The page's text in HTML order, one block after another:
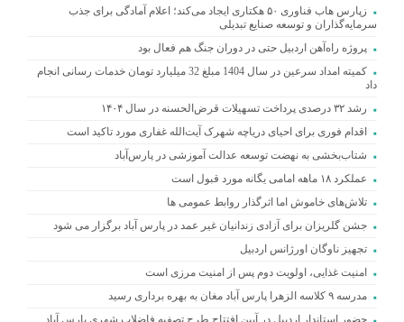
زپارس هاب فناوری ۵۰ هکتاری ایجاد می‌کند؛ اعلام آمادگی برای جذب
سرمایه‌گذاران و توسعه صنایع تبدیلی
پروژه راه‌آهن اردبیل حتی در دوران جنگ هم فعال بود
کمیته امداد سرعین در سال 1404 مبلغ 32 میلیارد تومان خدمات رسانی انجام
داد
رشد ۳۲ درصدی پرداخت تسهیلات قرض‌الحسنه در سال ۱۴۰۴
اقدام فوری برای احیای دریاچه شهرک آیت‌الله غفاری مورد تاکید است
شتاب‌بخشی به نهضت توسعه عدالت آموزشی در پارس‌آباد
عملکرد ۱۸ ماهه امامی یگانه مورد قبول است
تلاش‌های خاموش اما اثرگذار روابط عمومی ها
جشن گلریزان برای آزادی زندانیان غیر عمد در پارس آباد برگزار می شود
تجهیز ناوگان اورژانس اردبیل
امنیت غذایی، اولویت دوم پس از امنیت مرزی است
مدرسه ۹ کلاسه الزهرا پارس آباد مغان به بهره برداری رسید
حضور استاندار اردبیل در آیین افتتاح طرح تصفیه فاضلاب شهری پارس آباد